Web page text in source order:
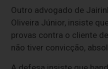
Outro advogado de
Oliveira Júnior, insiste
provas contra o cliente
não tiver convicção,